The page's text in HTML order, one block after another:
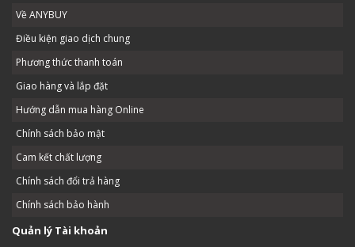
Về ANYBUY
Điều kiện giao dịch chung
Phương thức thanh toán
Giao hàng và lắp đặt
Hướng dẫn mua hàng Online
Chính sách bảo mật
Cam kết chất lượng
Chính sách đổi trả hàng
Chính sách bảo hành
Quản lý Tài khoản